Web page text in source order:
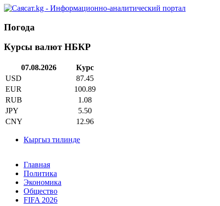
Погода
Курсы валют НБКР
07.08.2026
Курс
USD
87.45
EUR
100.89
RUB
1.08
JPY
5.50
CNY
12.96
Кыргыз тилинде
Главная
Политика
Экономика
Общество
FIFA 2026